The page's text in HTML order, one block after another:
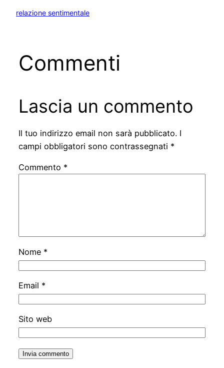
relazione sentimentale
Commenti
Lascia un commento
Il tuo indirizzo email non sarà pubblicato. I
campi obbligatori sono contrassegnati *
Commento *
Nome *
Email *
Sito web